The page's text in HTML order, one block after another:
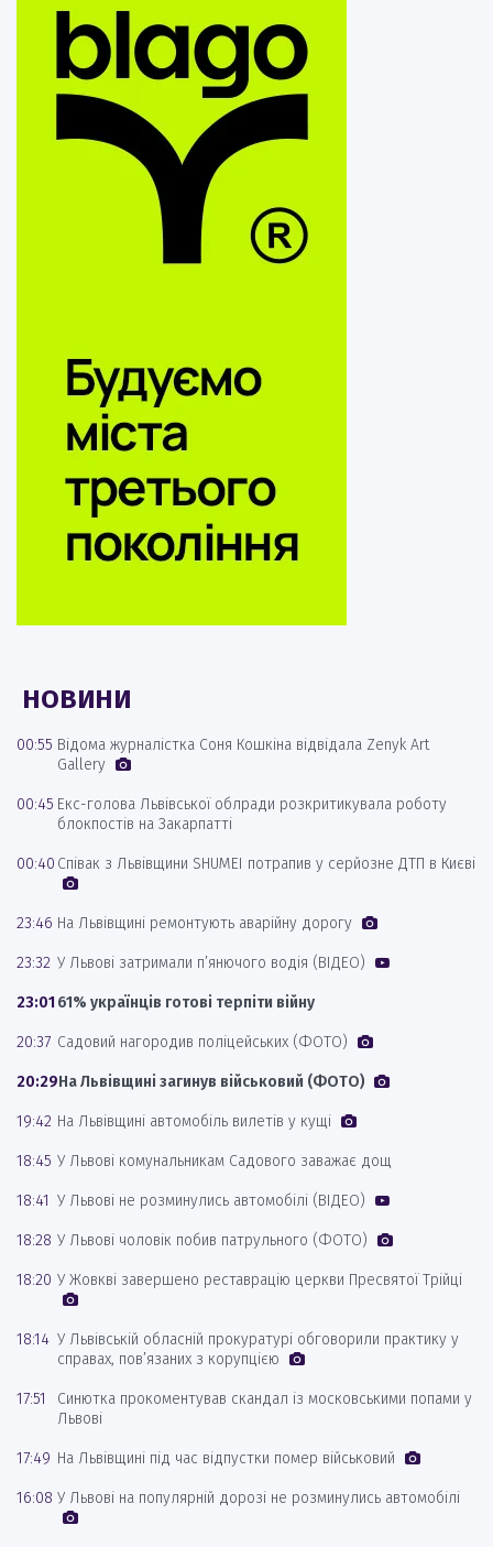
НОВИНИ
00:55 Відома журналістка Соня Кошкіна відвідала Zenyk Art
Gallery
00:45 Екс-голова Львівської облради розкритикувала роботу
блокпостів на Закарпатті
00:40 Співак з Львівщини SHUMEI потрапив у серйозне ДТП в Києві
23:46 На Львівщині ремонтують аварійну дорогу
23:32 У Львові затримали п’янючого водія (ВІДЕО)
23:01 61% українців готові терпіти війну
20:37 Садовий нагородив поліцейських (ФОТО)
20:29На Львівщині загинув військовий (ФОТО)
19:42 На Львівщині автомобіль вилетів у кущі
18:45 У Львові комунальникам Садового заважає дощ
18:41 У Львові не розминулись автомобілі (ВІДЕО)
18:28 У Львові чоловік побив патрульного (ФОТО)
18:20 У Жовкві завершено реставрацію церкви Пресвятої Трійці
18:14 У Львівській обласній прокуратурі обговорили практику у
справах, пов’язаних з корупцією
17:51
Синютка прокоментував скандал із московськими попами у
Львові
17:49 На Львівщині під час відпустки помер військовий
16:08 У Львові на популярній дорозі не розминулись автомобілі